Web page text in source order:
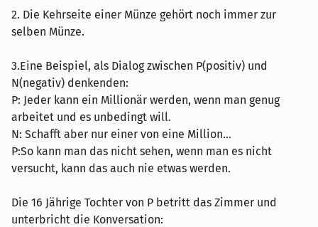
2. Die Kehrseite einer Münze gehört noch immer zur
selben Münze.
3.Eine Beispiel, als Dialog zwischen P(positiv) und
N(negativ) denkenden:
P: Jeder kann ein Millionär werden, wenn man genug
arbeitet und es unbedingt will.
N: Schafft aber nur einer von eine Million...
P:So kann man das nicht sehen, wenn man es nicht
versucht, kann das auch nie etwas werden.
Die 16 Jährige Tochter von P betritt das Zimmer und
unterbricht die Konversation: